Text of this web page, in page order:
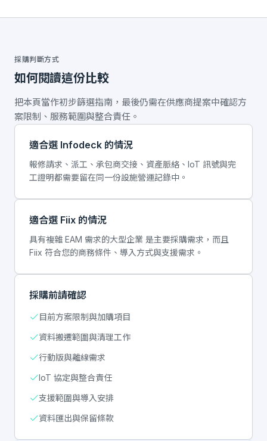
採購判斷方式
如何閱讀這份比較
把本頁當作初步篩選指南，最後仍需在供應商提案中確認方
案限制、服務範圍與整合責任。
適合選 Infodeck 的情況
報修請求、派工、承包商交接、資產脈絡、IoT 訊號與完
工證明都需要留在同一份設施營運記錄中。
適合選 Fiix 的情況
具有複雜 EAM 需求的大型企業 是主要採購需求，而且
Fiix 符合您的商務條件、導入方式與支援需求。
採購前請確認
目前方案限制與加購項目
資料搬遷範圍與清理工作
行動版與離線需求
IoT 協定與整合責任
支援範圍與導入安排
資料匯出與保留條款